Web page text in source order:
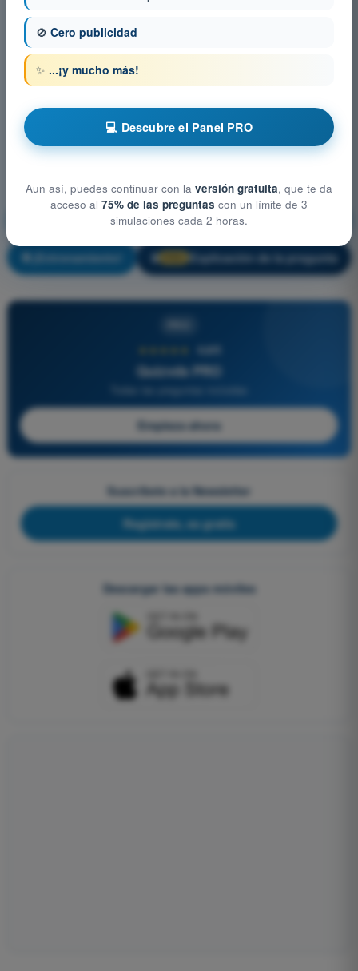
Rendimiento y planificación del vuelo
¡Entrenamiento! 🔒 Explicación de la pregunta
4,6/5
Quizvds PRO
Empieza ahora
Suscríbete a la Newsletter
Regístrate, es gratis
Descargar las apps móviles
🚫 Cero publicidad
✨ ...¡y mucho más!
💻 Descubre el Panel PRO
Aun así, puedes continuar con la versión gratuita, que te da
acceso al 75% de las preguntas con un límite de 3
simulaciones cada 2 horas.